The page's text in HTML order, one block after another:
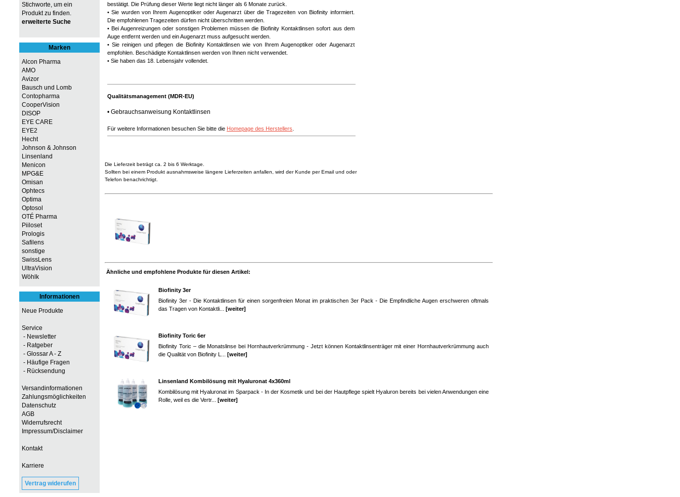
Stichworte, um ein
Produkt zu finden.
erweiterte Suche
Marken
Alcon Pharma
AMO
Avizor
Bausch und Lomb
Contopharma
CooperVision
DISOP
EYE CARE
EYE2
Hecht
Johnson & Johnson
Linsenland
Menicon
MPG&E
Omisan
Ophtecs
Optima
Optosol
OTÉ Pharma
Piiloset
Prologis
Safilens
sonstige
SwissLens
UltraVision
Wöhlk
Informationen
Neue Produkte
Service
- Newsletter
- Ratgeber
- Glossar A - Z
- Häufige Fragen
- Rücksendung
Versandinformationen
Zahlungsmöglichkeiten
Datenschutz
AGB
Widerrufsrecht
Impressum/Disclaimer
Kontakt
Karriere
Vertrag widerufen
bestätigt. Die Prüfung dieser Werte liegt nicht länger als 6 Monate zurück.
• Sie wurden von Ihrem Augenoptiker oder Augenarzt über die Tragezeiten von Biofinity informiert.
Die empfohlenen Tragezeiten dürfen nicht überschritten werden.
• Bei Augenreizungen oder sonstigen Problemen müssen die Biofinity Kontaktlinsen sofort aus dem
Auge entfernt werden und ein Augenarzt muss aufgesucht werden.
• Sie reinigen und pflegen die Biofinity Kontaktlinsen wie von Ihrem Augenoptiker oder Augenarzt
empfohlen. Beschädigte Kontaktlinsen werden von Ihnen nicht verwendet.
• Sie haben das 18. Lebensjahr vollendet.
Qualitätsmanagement (MDR-EU)
• Gebrauchsanweisung Kontaktlinsen
Für weitere Informationen besuchen Sie bitte die Homepage des Herstellers
Die Lieferzeit beträgt ca. 2 bis 6 Werktage.
Sollten bei einem Produkt ausnahmsweise längere Lieferzeiten anfallen, wird der Kunde per Email und oder
Telefon benachrichtigt.
Ähnliche und empfohlene Produkte für diesen Artikel:
Biofinity 3er
Biofinity 3er - Die Kontaktlinsen für einen sorgenfreien Monat im praktischen 3er Pack - Die Empfindliche Augen erschweren oftmals
das Tragen von Kontaktli... [weiter]
Biofinity Toric 6er
Biofinity Toric – die Monatslinse bei Hornhautverkrümmung - Jetzt können Kontaktlinsenträger mit einer Hornhautverkrümmung auch
die Qualität von Biofinity L... [weiter]
Linsenland Kombilösung mit Hyaluronat 4x360ml
Kombilösung mit Hyaluronat im Sparpack - In der Kosmetik und bei der Hautpflege spielt Hyaluron bereits bei vielen Anwendungen eine
Rolle, weil es die Vertr... [weiter]